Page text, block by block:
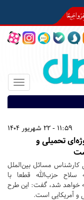
Toggle
11:59 - 22 شهریور 1404
تحمیلی و
کارشناس مسائل بین‌الملل
سلاح حزب‌الله قطعا با
شد، گفت: این طرح
و آمریکایی است.